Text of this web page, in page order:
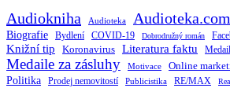
Audiokniha Audioteka Audioteka.com
Biografie Bydlení COVID-19 Dobrodružný román
Knižní tip Koronavirus Literatura faktu
Medaile za zásluhy Motivace Online
Politika Prodej nemovitostí Publicistika RE/MAX